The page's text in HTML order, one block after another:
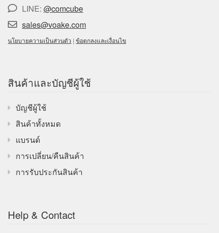
LINE: @comcube
sales@voake.com
นโยบายความเป็นส่วนตัว | ข้อตกลงและเงื่อนไข
สินค้าและบัญชีผู้ใช้
บัญชีผู้ใช้
สินค้าทั้งหมด
แบรนด์
การเปลี่ยน/คืนสินค้า
การรับประกันสินค้า
Help & Contact